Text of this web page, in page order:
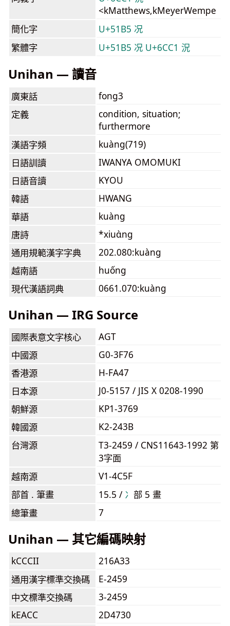
<kMatthews,kMeyerWempe
簡化字
U+51B5 况
繁體字
U+51B5 况 U+6CC1 況
Unihan — 讀音
廣東話
fong3
定義
condition, situation;
furthermore
漢語字頻
kuàng(719)
日語訓讀
IWANYA OMOMUKI
日語音讀
KYOU
韓語
HWANG
華語
kuàng
唐詩
*xiuɑ̀ng
通用規範漢字字典
202.080:kuàng
越南語
huống
現代漢語詞典
0661.070:kuàng
Unihan — IRG Source
國際表意文字核心
AGT
中國源
G0-3F76
香港源
H-FA47
日本源
J0-5157 / JIS X 0208-1990
朝鮮源
KP1-3769
韓國源
K2-243B
台灣源
T3-2459 / CNS11643-1992 第
3字面
越南源
V1-4C5F
部首 . 筆畫
15.5 / ⼎ 部 5 畫
總筆畫
7
Unihan — 其它編碼映射
kCCCII
216A33
通用漢字標準交換碼
E-2459
中文標準交換碼
3-2459
kEACC
2D4730